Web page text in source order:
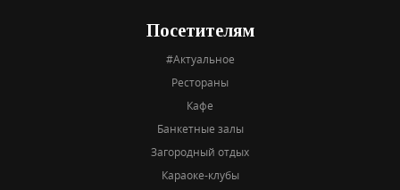
Посетителям
#Актуальное
Рестораны
Кафе
Банкетные залы
Загородный отдых
Караоке-клубы